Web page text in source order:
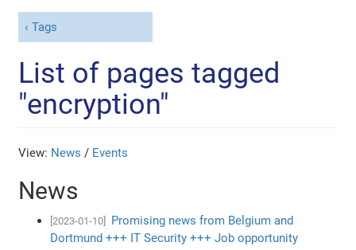
Tags
List of pages tagged
"encryption"
View: News / Events
News
[2023-01-10]
Promising news from Belgium and
Dortmund +++ IT Security +++ Job opportunity